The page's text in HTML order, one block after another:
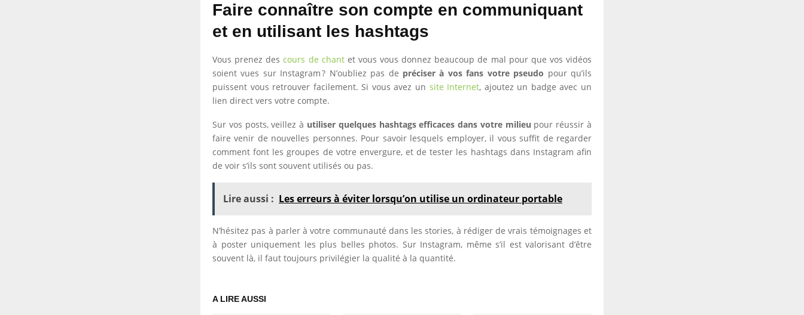
Faire connaître son compte en communiquant
et en utilisant les hashtags
Vous prenez descours de chantet vous vous donnez beaucoup de mal pour que vos vidéos
soient vues sur Instagram ? N’oubliez pas de préciser à vos fans votre pseudo pour qu’ils
puissent vous retrouver facilement. Si vous avez un site Internet, ajoutez un badge avec un
lien direct vers votre compte.
Sur vos posts, veillez à utiliser quelques hashtags efficaces dans votre milieu pour réussir à
faire venir de nouvelles personnes. Pour savoir lesquels employer, il vous suffit de regarder
comment font les groupes de votre envergure, et de tester les hashtags dans Instagram afin
de voir s’ils sont souvent utilisés ou pas.
Lire aussi : Les erreurs à éviter lorsqu’on utilise un ordinateur portable
N’hésitez pas à parler à votre communauté dans les stories, à rédiger de vrais témoignages et
à poster uniquement les plus belles photos. Sur Instagram, même s’il est valorisant d’être
souvent là, il faut toujours privilégier la qualité à la quantité.
A LIRE AUSSI